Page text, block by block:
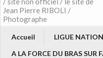
Jean Pierre RIBOLI /
Photographe
Accueil
LIGUE
A LA FORCE DU BRAS SUR